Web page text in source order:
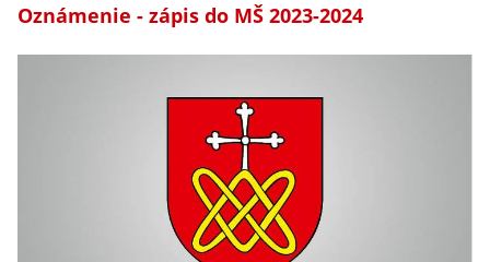
Oznámenie - zápis do MŠ 2023-2024